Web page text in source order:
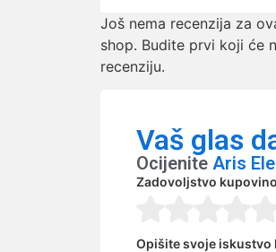
Još nema recenzija za
shop. Budite prvi koji će
recenziju.
Vaš glas
Ocijenite Aris
Zadovoljstvo
Opišite svoje iskustvo